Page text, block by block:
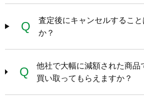
Q
査定後にキャンセルするこ
か？
Q
他社で大幅に減額された商品
買い取ってもらえますか？